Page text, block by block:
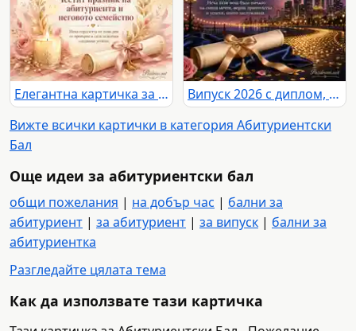
Елегантна картичка за Випуск 2026 с поздрав към абитуриента и неговото семейство
Випуск 2026 с диплом, фойерверки и празничен градски силует
Вижте всички картички в категория Абитуриентски
Бал
Още идеи за абитуриентски бал
общи пожелания | на добър час | бални за
абитуриент | за абитуриент | за випуск | бални за
абитуриентка
Разгледайте цялата тема
Как да използвате тази картичка